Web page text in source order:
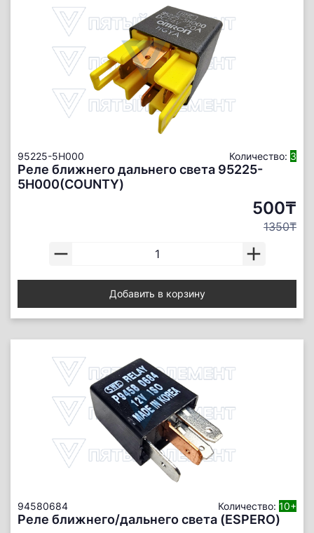
95225-5H000 Количество: 3
Реле ближнего дальнего света 95225-
5Н000(COUNTY)
500₸
1350₸
Добавить в корзину
94580684 Количество: 10+
Реле ближнего/дальнего света (ESPERO)